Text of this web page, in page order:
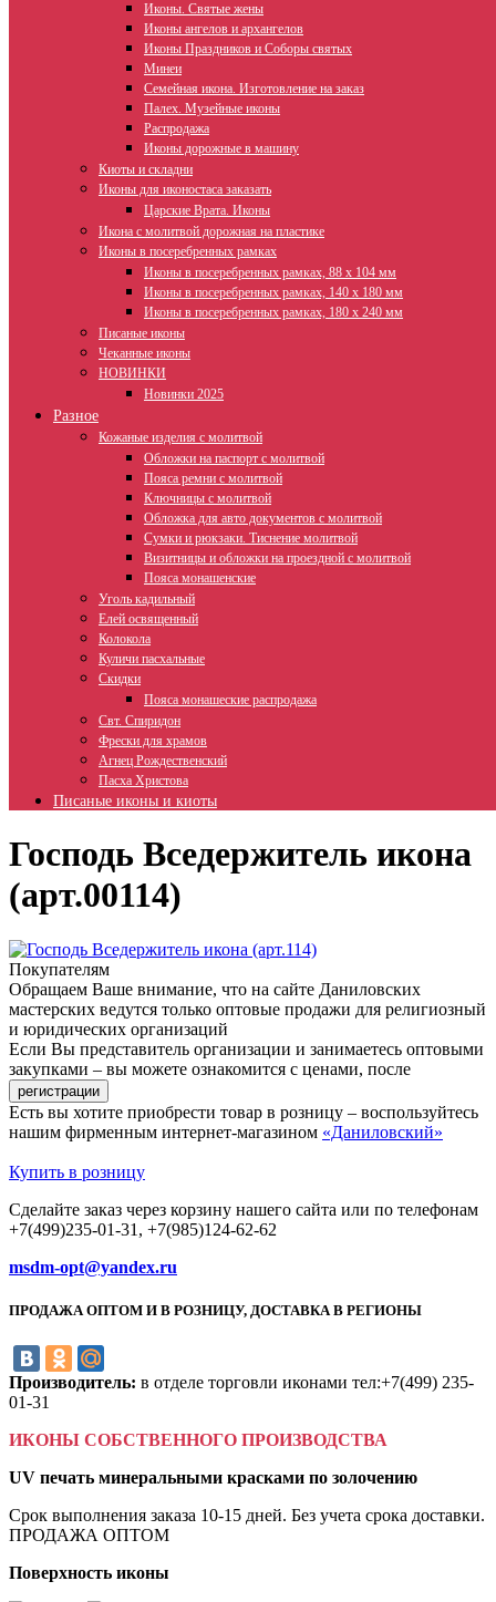
Иконы. Святые жены
Иконы ангелов и архангелов
Иконы Праздников и Соборы святых
Минеи
Семейная икона. Изготовление на заказ
Палех. Музейные иконы
Распродажа
Иконы дорожные в машину
Киоты и складни
Иконы для иконостаса заказать
Царские Врата. Иконы
Икона с молитвой дорожная на пластике
Иконы в посеребренных рамках
Иконы в посеребренных рамках, 88 х 104 мм
Иконы в посеребренных рамках, 140 х 180 мм
Иконы в посеребренных рамках, 180 х 240 мм
Писаные иконы
Чеканные иконы
НОВИНКИ
Новинки 2025
Разное
Кожаные изделия с молитвой
Обложки на паспорт с молитвой
Пояса ремни с молитвой
Ключницы с молитвой
Обложка для авто документов с молитвой
Сумки и рюкзаки. Тиснение молитвой
Визитницы и обложки на проездной с молитвой
Пояса монашенские
Уголь кадильный
Елей освященный
Колокола
Куличи пасхальные
Скидки
Пояса монашеские распродажа
Свт. Спиридон
Фрески для храмов
Агнец Рождественский
Пасха Христова
Писаные иконы и киоты
Господь Вседержитель икона
(арт.00114)
Покупателям
Обращаем Ваше внимание, что на сайте Даниловских
мастерских ведутся только оптовые продажи для религиозный
и юридических организаций
Если Вы представитель организации и занимаетесь оптовыми
закупками – вы можете ознакомится с ценами, после
Есть вы хотите приобрести товар в розницу – воспользуйтесь
нашим фирменным интернет-магазином «Даниловский»
Купить в розницу
Сделайте заказ через корзину нашего сайта или по телефонам
+7(499)235-01-31, +7(985)124-62-62
msdm-opt@yandex.ru
ПРОДАЖА ОПТОМ И В РОЗНИЦУ, ДОСТАВКА В РЕГИОНЫ
Производитель: в отделе торговли иконами тел:+7(499) 235-
01-31
ИКОНЫ СОБСТВЕННОГО ПРОИЗВОДСТВА
UV печать минеральными красками по золочению
Срок выполнения заказа 10-15 дней. Без учета срока доставки.
ПРОДАЖА ОПТОМ
Поверхность иконы